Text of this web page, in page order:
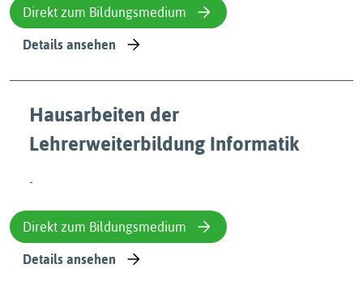
Direkt zum Bildungsmedium
Details ansehen
Hausarbeiten der
Lehrerweiterbildung Informatik
-
Direkt zum Bildungsmedium
Details ansehen